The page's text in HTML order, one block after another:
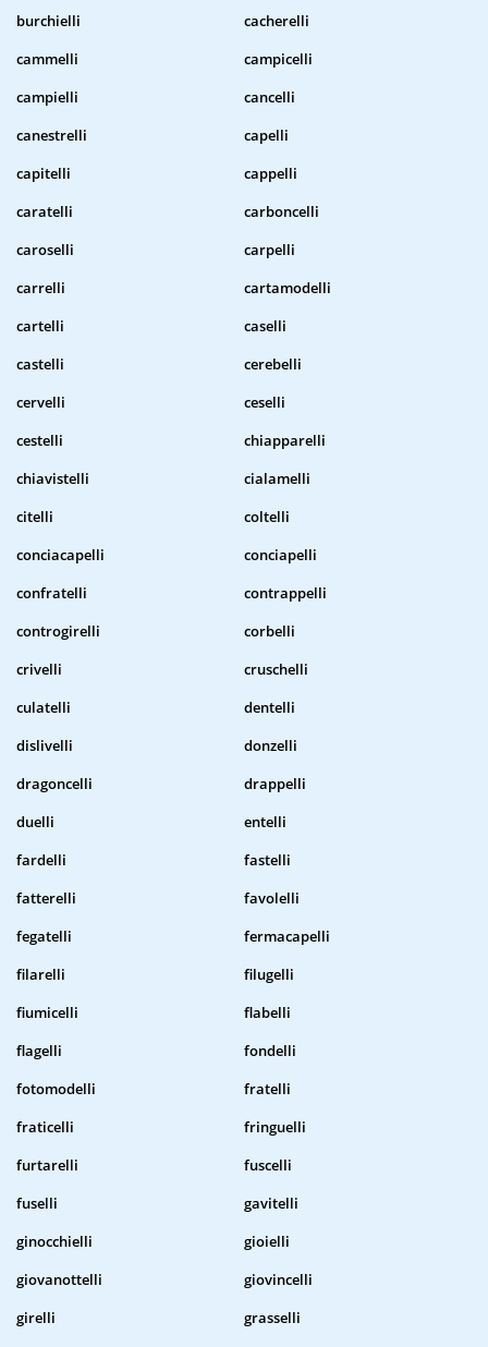
burchielli
cacherelli
cammelli
campicelli
campielli
cancelli
canestrelli
capelli
capitelli
cappelli
caratelli
carboncelli
caroselli
carpelli
carrelli
cartamodelli
cartelli
caselli
castelli
cerebelli
cervelli
ceselli
cestelli
chiapparelli
chiavistelli
cialamelli
citelli
coltelli
conciacapelli
conciapelli
confratelli
contrappelli
controgirelli
corbelli
crivelli
cruschelli
culatelli
dentelli
dislivelli
donzelli
dragoncelli
drappelli
duelli
entelli
fardelli
fastelli
fatterelli
favolelli
fegatelli
fermacapelli
filarelli
filugelli
fiumicelli
flabelli
flagelli
fondelli
fotomodelli
fratelli
fraticelli
fringuelli
furtarelli
fuscelli
fuselli
gavitelli
ginocchielli
gioielli
giovanottelli
giovincelli
girelli
grasselli